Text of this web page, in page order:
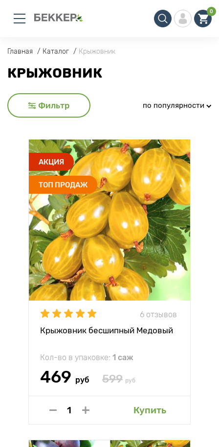
0
Главная Каталог Крыжовник
КРЫЖОВНИК
Фильтр по популярности
АКЦИЯ
ТОП ПРОДАЖ
6 отзывов
Крыжовник бесшипный Медовый
Кол-во в упаковке: 1 саж
469 руб 599 руб
Купить